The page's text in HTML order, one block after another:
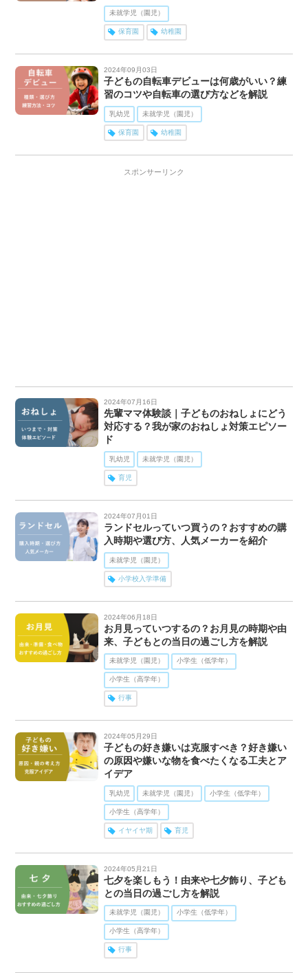
未就学児（園児）
保育園 幼稚園
2024年09月03日
子どもの自転車デビューは何歳がいい？練
習のコツや自転車の選び方などを解説
乳幼児 未就学児（園児）
保育園 幼稚園
スポンサーリンク
2024年07月16日
先輩ママ体験談｜子どものおねしょにどう
対応する？我が家のおねしょ対策エピソー
ド
乳幼児 未就学児（園児）
育児
2024年07月01日
ランドセルっていつ買うの？おすすめの購
入時期や選び方、人気メーカーを紹介
未就学児（園児）
小学校入学準備
2024年06月18日
お月見っていつするの？お月見の時期や由
来、子どもとの当日の過ごし方を解説
未就学児（園児） 小学生（低学年）
小学生（高学年）
行事
2024年05月29日
子どもの好き嫌いは克服すべき？好き嫌い
の原因や嫌いな物を食べたくなる工夫とア
イデア
乳幼児 未就学児（園児） 小学生（低学年）
小学生（高学年）
イヤイヤ期 育児
2024年05月21日
七夕を楽しもう！由来や七夕飾り、子ども
との当日の過ごし方を解説
未就学児（園児） 小学生（低学年）
小学生（高学年）
行事